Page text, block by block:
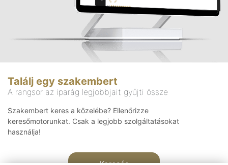
Találj egy szakembert
A rangsor az iparág legjobbjait gyűjti össze
Szakembert keres a közelébe? Ellenőrizze
keresőmotorunkat. Csak a legjobb szolgáltatásokat
használja!